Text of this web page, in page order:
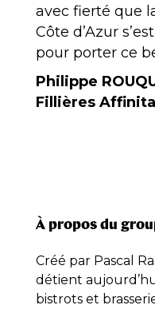
avec fierté que
Côte d’Azur
pour porter ce
Philippe
Fillières
À propos du
Créé par Pascal
détient
bistrots et